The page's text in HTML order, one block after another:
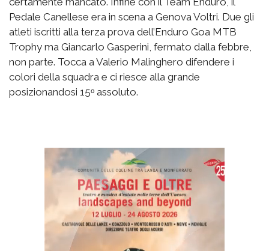
Pedale Canellese era in scena a Genova Voltri. Due gli
atleti iscritti alla terza prova dell’Enduro Goa MTB
Trophy ma Giancarlo Gasperini, fermato dalla febbre,
non parte. Tocca a Valerio Malinghero difendere i
colori della squadra e ci riesce alla grande
posizionandosi 15ᵒ assoluto.